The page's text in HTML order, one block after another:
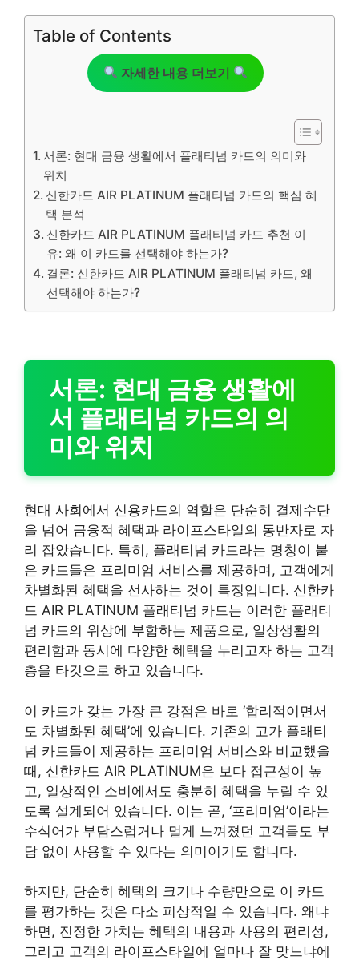
Table of Contents
자세한 내용 더보기
서론: 현대 금융 생활에서 플래티넘 카드의 의미와
위치
신한카드 AIR PLATINUM 플래티넘 카드의 핵심 혜
택 분석
신한카드 AIR PLATINUM 플래티넘 카드 추천 이
유: 왜 이 카드를 선택해야 하는가?
결론: 신한카드 AIR PLATINUM 플래티넘 카드, 왜
선택해야 하는가?
서론: 현대 금융 생활에
서 플래티넘 카드의 의
미와 위치
현대 사회에서 신용카드의 역할은 단순히 결제수단
을 넘어 금융적 혜택과 라이프스타일의 동반자로 자
리 잡았습니다. 특히, 플래티넘 카드라는 명칭이 붙
은 카드들은 프리미엄 서비스를 제공하며, 고객에게
차별화된 혜택을 선사하는 것이 특징입니다. 신한카
드 AIR PLATINUM 플래티넘 카드는 이러한 플래티
넘 카드의 위상에 부합하는 제품으로, 일상생활의
편리함과 동시에 다양한 혜택을 누리고자 하는 고객
층을 타깃으로 하고 있습니다.
이 카드가 갖는 가장 큰 강점은 바로 ‘합리적이면서
도 차별화된 혜택’에 있습니다. 기존의 고가 플래티
넘 카드들이 제공하는 프리미엄 서비스와 비교했을
때, 신한카드 AIR PLATINUM은 보다 접근성이 높
고, 일상적인 소비에서도 충분히 혜택을 누릴 수 있
도록 설계되어 있습니다. 이는 곧, ‘프리미엄’이라는
수식어가 부담스럽거나 멀게 느껴졌던 고객들도 부
담 없이 사용할 수 있다는 의미이기도 합니다.
하지만, 단순히 혜택의 크기나 수량만으로 이 카드
를 평가하는 것은 다소 피상적일 수 있습니다. 왜냐
하면, 진정한 가치는 혜택의 내용과 사용의 편리성,
그리고 고객의 라이프스타일에 얼마나 잘 맞느냐에